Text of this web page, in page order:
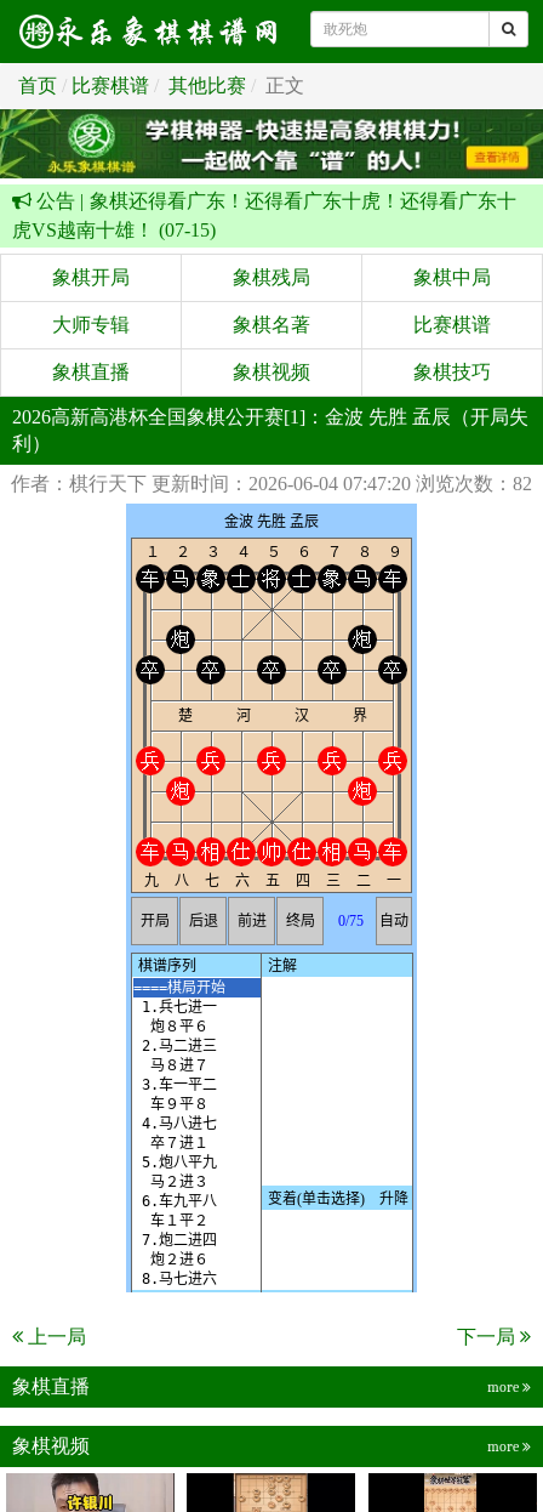
首页 比赛棋谱 其他比赛 正文
公告 | 象棋还得看广东！还得看广东十虎！还得看广东十
虎VS越南十雄！ (07-15)
象棋开局 象棋残局 象棋中局
大师专辑 象棋名著 比赛棋谱
象棋直播 象棋视频 象棋技巧
2026高新高港杯全国象棋公开赛[1]：金波 先胜 孟辰（开局失
利）
作者：棋行天下 更新时间：2026-06-04 07:47:20 浏览次数：82
上一局 下一局
象棋直播 more
象棋视频 more